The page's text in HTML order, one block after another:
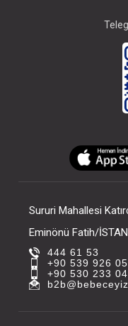
Sururi Mahallesi
Eminönü Fatih/
444 61 53
+90 539 926
+90 530 233